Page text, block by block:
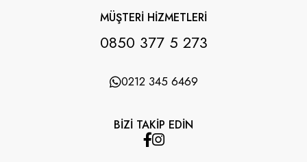
MÜŞTERİ HİZMETLERİ
0850 377 5 273
0212 345 6469
BİZİ TAKİP EDİN